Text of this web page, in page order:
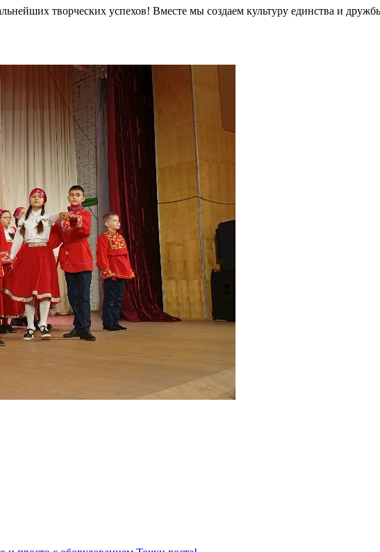
творческих успехов! Вместе мы создаем культуру единства и